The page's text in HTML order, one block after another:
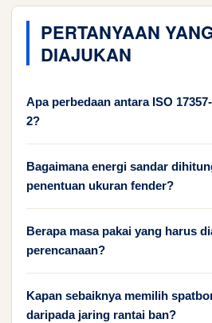
PERTANYAAN
DIAJUKAN
Apa perbedaan antara ISO
2?
Bagaimana energi sandar
penentuan ukuran fender?
Berapa masa pakai yang harus
perencanaan?
Kapan sebaiknya memilih
daripada jaring rantai ban?